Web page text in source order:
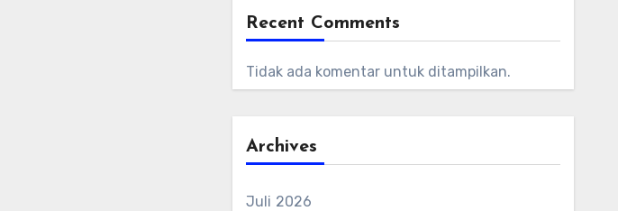
Recent Comments
Tidak ada komentar untuk ditampilkan.
Archives
Juli 2026